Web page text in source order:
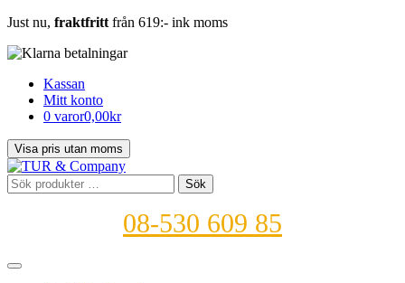
Just nu, fraktfritt från 619:- ink moms
Kassan
Mitt konto
0 varor0,00kr
Sök
efter:
Sök
08-530 609 85